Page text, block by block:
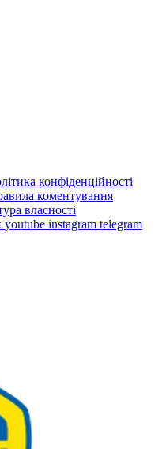
конфіденційності
коментування
власності
youtube instagram telegram